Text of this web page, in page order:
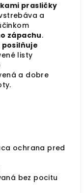
prasličky
a
zápachu.
posilňuje
listy
a dobre
ochrana pred
bez pocitu